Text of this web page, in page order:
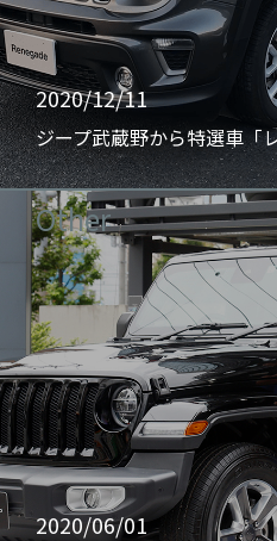
2020/12/11
ジープ武蔵野から特選車「
Other
2020/06/01